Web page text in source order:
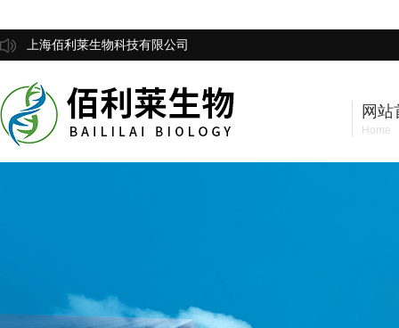
上海佰利莱生物科技有限公司
网站
Home